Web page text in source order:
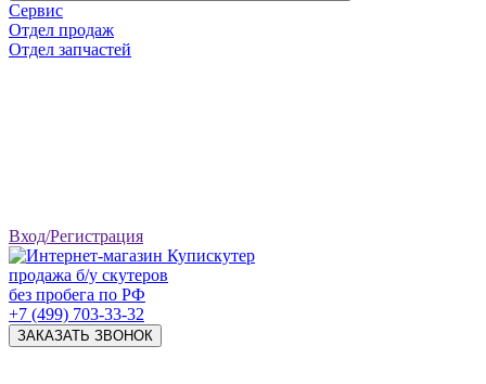
Сервис
Отдел продаж
Отдел запчастей
Вход/Регистрация
продажа б/у скутеров
без пробега по РФ
+7 (499) 703-33-32
ЗАКАЗАТЬ ЗВОНОК